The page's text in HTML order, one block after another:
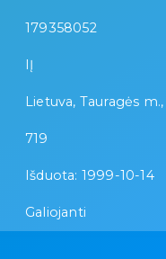
179358052
IĮ
Lietuva, Tauragės
719
Išduota: 1999-10-14
Galiojanti